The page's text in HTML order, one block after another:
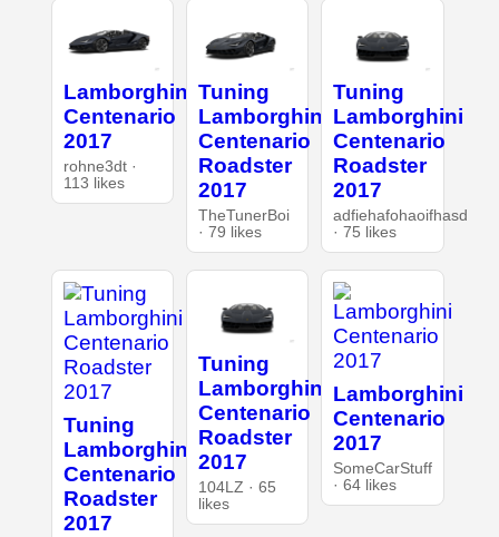
Lamborghini
Centenario
2017
rohne3dt ·
113 likes
Tuning
Lamborghini
Centenario
Roadster
2017
TheTunerBoi
· 79 likes
Tuning
Lamborghini
Centenario
Roadster
2017
adfiehafohaoifhasd
· 75 likes
Tuning
Lamborghini
Centenario
Roadster
2017
Tuning
Lamborghini
Centenario
Roadster
2017
104LZ · 65
likes
Lamborghini
Centenario
2017
SomeCarStuff
· 64 likes